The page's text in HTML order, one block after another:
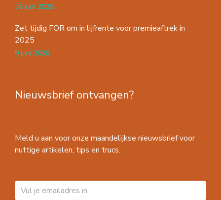
16 juni 2026
Zet tijdig FOR om in lijfrente voor premieaftrek in
2025
9 juni 2026
Nieuwsbrief ontvangen?
Meld u aan voor onze maandelijkse nieuwsbrief voor
nuttige artikelen, tips en trucs.